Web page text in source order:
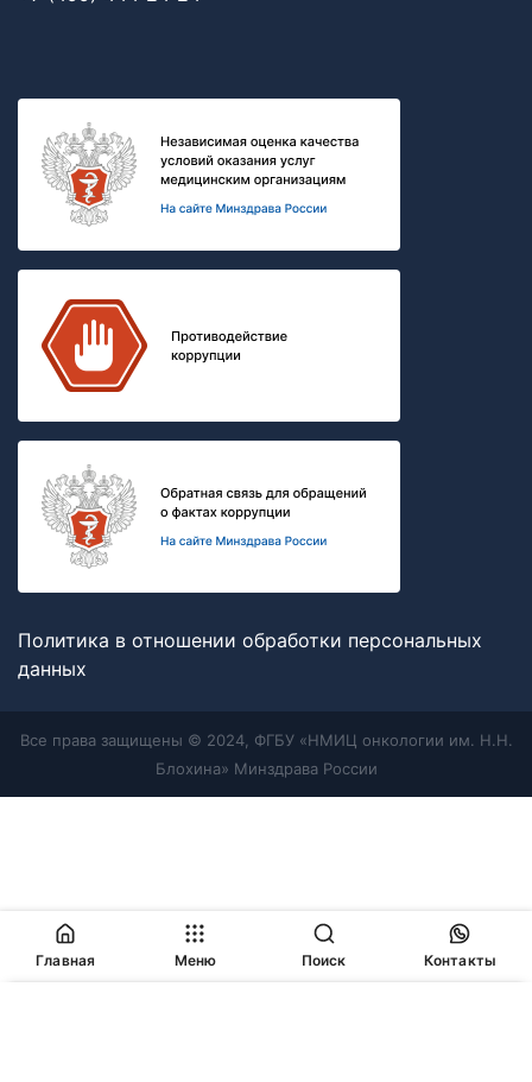
Политика в отношении обработки персональных
данных
Все права защищены © 2024, ФГБУ «НМИЦ онкологии им. Н.Н.
Блохина» Минздрава России
Главная Меню Поиск Контакты